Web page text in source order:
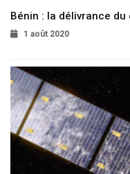
Bénin : la délivrance
1 août 2020